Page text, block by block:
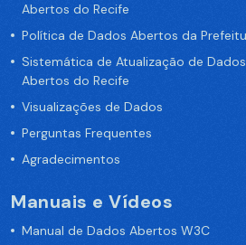
Abertos do Recife
Política de Dados Abertos da
Sistemática de Atualização de
Abertos do Recife
Visualizações de Dados
Perguntas Frequentes
Agradecimentos
Manuais e Vídeos
Manual de Dados Abertos W3C